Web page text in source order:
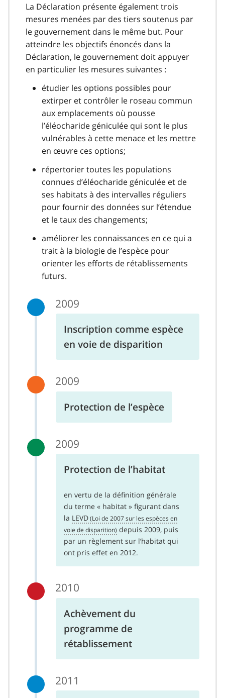
La Déclaration présente également trois
mesures menées par des tiers soutenus par
le gouvernement dans le même but. Pour
atteindre les objectifs énoncés dans la
Déclaration, le gouvernement doit appuyer
en particulier les mesures suivantes :
étudier les options possibles pour
extirper et contrôler le roseau commun
aux emplacements où pousse
l’éléocharide géniculée qui sont le plus
vulnérables à cette menace et les mettre
en œuvre ces options;
répertorier toutes les populations
connues d’éléocharide géniculée et de
ses habitats à des intervalles réguliers
pour fournir des données sur l’étendue
et le taux des changements;
améliorer les connaissances en ce qui a
trait à la biologie de l’espèce pour
orienter les efforts de rétablissements
futurs.
2009
Inscription comme espèce
en voie de disparition
2009
Protection de l’espèce
2009
Protection de l’habitat
en vertu de la définition générale
du terme « habitat » figurant dans
la LEVD
depuis 2009, puis
par un règlement sur l’habitat qui
ont pris effet en 2012.
2010
Achèvement du
programme de
rétablissement
2011